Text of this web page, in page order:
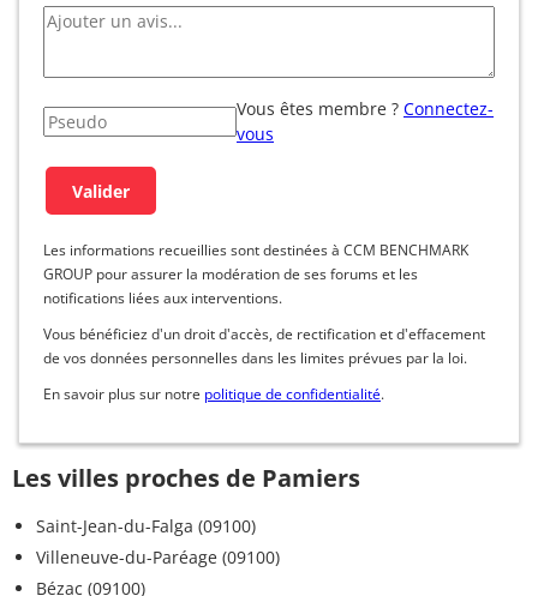
Vous êtes membre ? Connectez-
vous
Les informations recueillies sont destinées à CCM BENCHMARK
GROUP pour assurer la modération de ses forums et les
notifications liées aux interventions.
Vous bénéficiez d'un droit d'accès, de rectification et d'effacement
de vos données personnelles dans les limites prévues par la loi.
En savoir plus sur notre politique de confidentialité.
Les villes proches de Pamiers
Saint-Jean-du-Falga (09100)
Villeneuve-du-Paréage (09100)
Bézac (09100)